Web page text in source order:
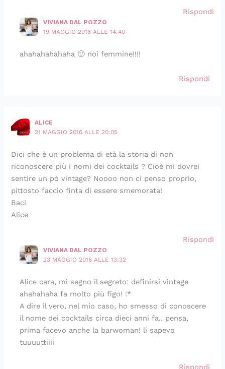
Rispondi
VIVIANA DAL POZZO
19 MAGGIO 2016 ALLE 14:40
ahahahahahaha 🙂 noi femmine!!!!
Rispondi
ALICE
21 MAGGIO 2016 ALLE 20:05
Dici che è un problema di età la storia di non
riconoscere più i nomi dei cocktails ? Cioè mi dovrei
sentire un pò vintage? Noooo non ci penso proprio,
pittosto faccio finta di essere smemorata!
Baci
Alice
Rispondi
VIVIANA DAL POZZO
23 MAGGIO 2016 ALLE 13:32
Alice cara, mi segno il segreto: definirsi vintage
ahahahaha fa molto più figo! :*
A dire il vero, nel mio caso, ho smesso di conoscere
il nome dei cocktails circa dieci anni fa.. pensa,
prima facevo anche la barwoman! li sapevo
tuuuuttiiii
Rispondi